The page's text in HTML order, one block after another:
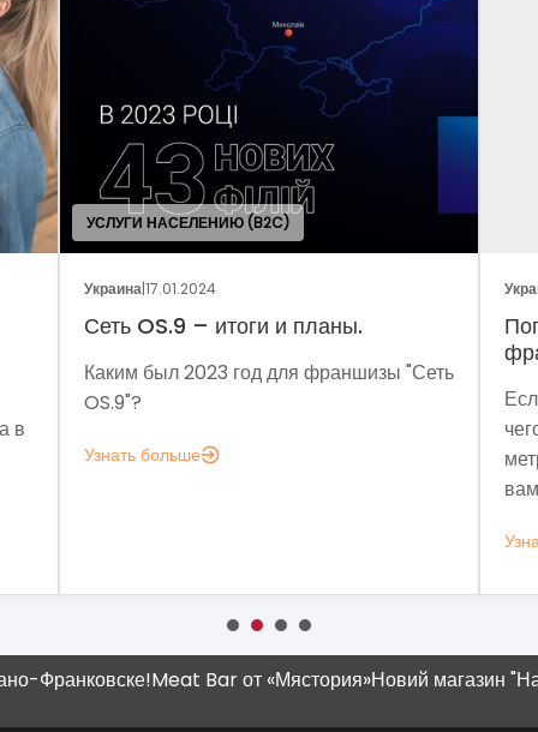
Украина|05.01.2024
Поговорим о динамике рынка
Если задумались над вопросом «А для
метрик, которые помогут понять, зачем
Meat Bar от «Мястория»Новий магазин "Наш